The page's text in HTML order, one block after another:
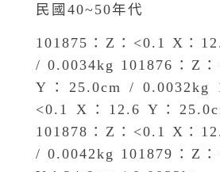
民國40~50年代
101875：Z：<0.1 X：
/ 0.0034kg 101876：Z
Y：25.0cm / 0.0032kg
<0.1 X：12.6 Y：
101878：Z：<0.1 X：
/ 0.0042kg 101879：Z